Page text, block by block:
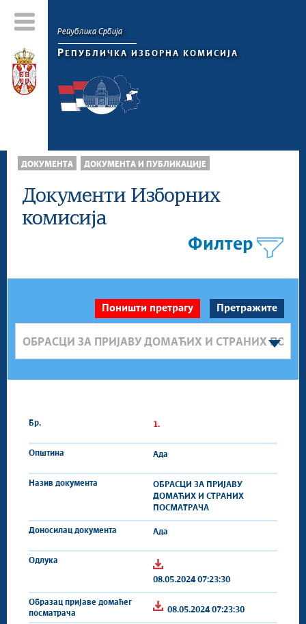
Република Србија
Р ЕПУБЛИЧКА ИЗБОРНА КОМИСИЈА
ДОКУМЕНТА ДОКУМЕНТА И ПУБЛИКАЦИЈЕ
Документи Изборних
комисија
Филтер
1.
Ада
ОБРАСЦИ ЗА ПРИЈАВУ
ДОМАЋИХ И СТРАНИХ
ПОСМАТРАЧА
Ада
08.05.2024 07:23:30
08.05.2024 07:23:30